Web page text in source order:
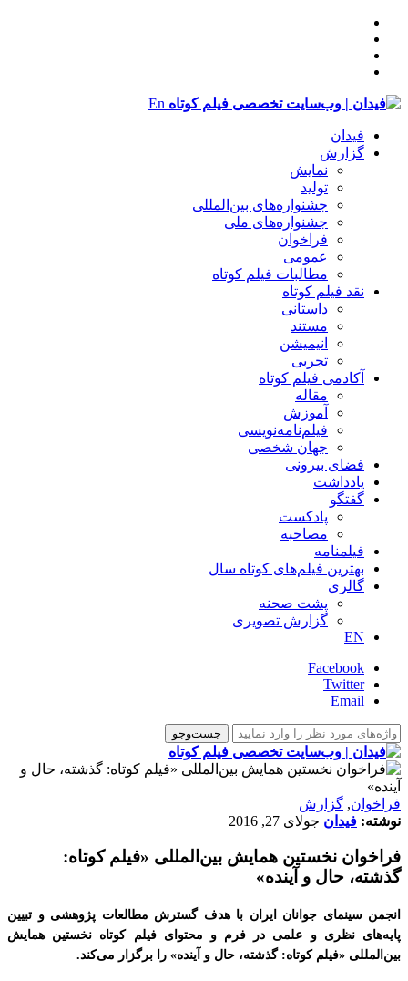
En
فیدان
گزارش
نمایش
تولید
‌‌جشنواره‌های بین‌المللی
جشنواره‌های ملی
فراخوان
عمومی
مطالبات فیلم کوتاه
نقد فیلم کوتاه
داستانی
مستند
انیمیشن
تجربی
آکادمی فیلم کوتاه
مقاله
آموزش
فیلم‌نامه‌نویسی
جهان شخصی
فضای بیرونی
یادداشت
گفتگو
پادکست
مصاحبه
فیلمنامه
بهترین فیلم‌های کوتاه سال
گالری
پشت صحنه
گزارش تصویری
EN
Facebook
Twitter
Email
فراخوان, گزارش
نوشته: فیدان جولای 27, 2016
فراخوان نخستین همایش بین‌المللی «فیلم کوتاه:
گذشته، حال و آینده»
انجمن سینمای جوانان ایران با هدف گسترش مطالعات پژوهشی و تبیین
پایه‌های نظری و علمی در فرم و محتوای فیلم کوتاه نخستین همایش
بین‌المللی «فیلم کوتاه: گذشته، حال و آینده» را برگزار می‌کند.